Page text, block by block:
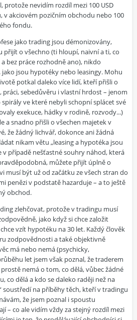
protože nevidím rozdíl mezi 100 USD
v akciovém pozičním obchodu nebo 100
fondu.
jako trading jsou démonizovány,
o všechno (ti hloupí, naivní a ti, co
bez práce rozhodně ano), nikdo
jsou hypotéky nebo leasingy. Mohu
potkal daleko více lidí, kteří přišli o
sebedůvěru i vlastní hrdost – jenom
ve které nebyli schopní splácet své
exekuce, hádky v rodině, rozvody...)
a snadno přišli o všechen majetek v
že žádný lichvář, dokonce ani žádná
nikam větu „leasing a hypotéka jsou
v případě nešťastné souhry náhod, která
můžete přijít úplně o
musí být už od začátku ze všech stran do
penězi v podstatě hazarduje – a to ještě
obchod.
zlehčovat, protože v tradingu musí
jako když si chce založit
vzít hypotéku na 30 let. Každý člověk
zodpovědnosti a také objektivně
má nebo nemá (psychicky,
let jsem však poznal, že traderem
nemá o tom, co dělá, vůbec žádné
co dělá a kdo se daleko raději než na
soustředí na příběhy těch, kteří v tradingu
že jsem poznal i spoustu
– co ale vidím vždy za stejný rozdíl mezi